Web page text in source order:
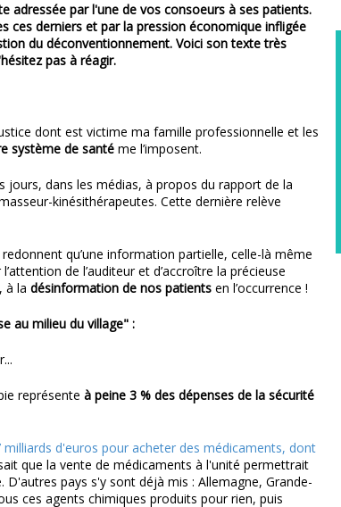
adressée par l'une de vos consoeurs à ses patients.
ces derniers et par la pression économique infligée
du déconventionnement. Voici son texte très
pas à réagir.
dont est victime ma famille professionnelle et les
système de santé me l’imposent.
jours, dans les médias, à propos du rapport de la
kinésithérapeutes. Cette dernière relève
qu’une information partielle, celle-là même
de l’auditeur et d’accroître la précieuse
à la désinformation de nos patients en l’occurrence !
au milieu du village" :
représente à peine 3 % des dépenses de la sécurité
d'euros pour acheter des médicaments, dont
que la vente de médicaments à l'unité permettrait
pays s'y sont déjà mis : Allemagne, Grande-
ces agents chimiques produits pour rien, puis